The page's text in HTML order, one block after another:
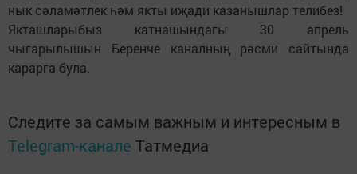
нык сәламәтлек һәм якты иҗади казанышлар телибез!
Якташларыбыз катнашындагы 30 апрель
чыгарылышын Беренче каналның рәсми сайтында
карарга була.
Следите за самым важным и интересным в
Telegram-канале Татмедиа